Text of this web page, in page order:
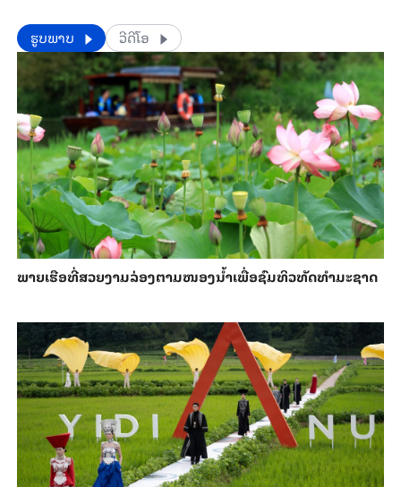
​​ຮູບພາບ ວີດີໂອ
ພາຍ​ເຮືອທີ່​ສວຍ​ງາມ​ລ່ອງ​ຕາມ​​ໜອງນ້ຳ​​ເພື່ອ​ຊົມ​ທິວ​ທັດ​ທຳ​ມະ​ຊາດ